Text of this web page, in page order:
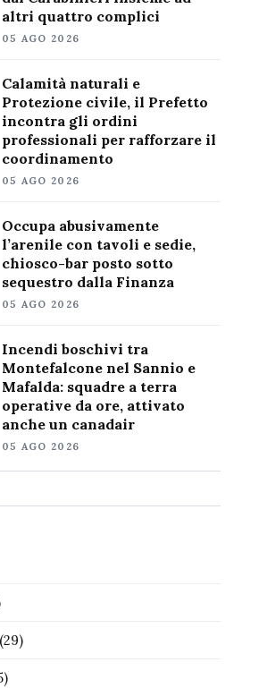
altri quattro complici
05 AGO 2026
Calamità naturali e
Protezione civile, il Prefetto
incontra gli ordini
professionali per rafforzare il
coordinamento
05 AGO 2026
Occupa abusivamente
l’arenile con tavoli e sedie,
chiosco-bar posto sotto
sequestro dalla Finanza
05 AGO 2026
Incendi boschivi tra
Montefalcone nel Sannio e
Mafalda: squadre a terra
operative da ore, attivato
anche un canadair
05 AGO 2026